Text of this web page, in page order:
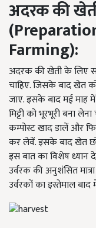
अदरककी
Farming):
अदरक की खेती के लिए
चाहिए. जिसके बाद खेत
जाए. इसके बाद मई माह
मिट्टी को भूरभूरी बना
कम्पोस्ट खाद डालें और
कर लेवें. इसके बाद खेत
इस बात का विशेष ध्यान
उर्वरक की अनुशंसित
उर्वरकों का इस्तेमाल